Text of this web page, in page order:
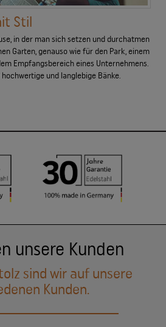
Stil
in der man sich setzen und durchatmen
Garten, genauso wie für den Park, einem
Empfangsbereich eines Unternehmens.
und langlebige Bänke.
unsere Kunden
sind wir auf unsere
Kunden.